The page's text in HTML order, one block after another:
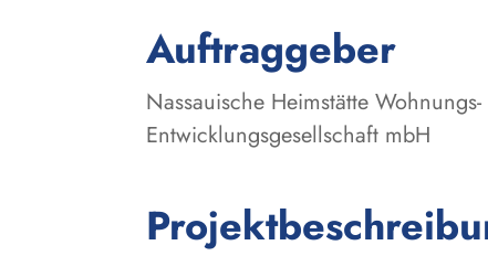
Auftraggeber
Nassauische Heimstätte
Entwicklungsgesellschaft mbH